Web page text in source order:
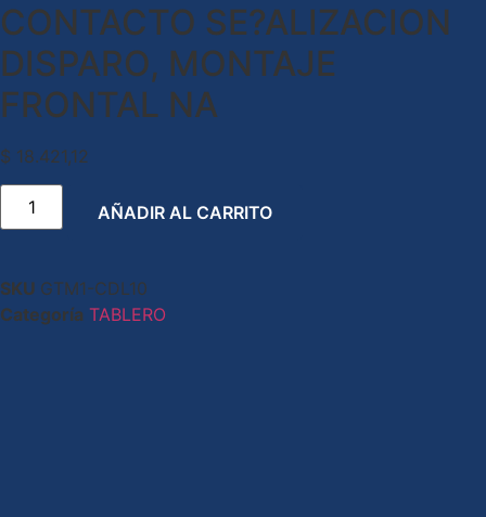
CONTACTO SE?ALIZACION
DISPARO, MONTAJE
FRONTAL NA
$ 18.421,12
AÑADIR AL CARRITO
SKU GTM1-CDL10
Categoría TABLERO